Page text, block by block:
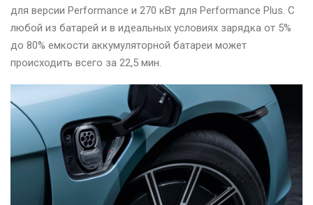
для версии Performance и 270 кВт для Performance Plus. С
любой из батарей и в идеальных условиях зарядка от 5%
до 80% емкости аккумуляторной батареи может
происходить всего за 22,5 мин.